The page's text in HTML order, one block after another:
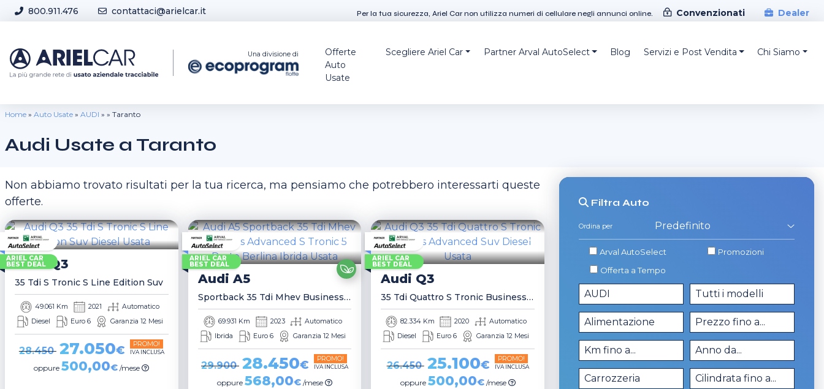
Skip to content
800.911.476
contattaci@arielcar.it
Per la tua sicurezza, Ariel Car non utilizza numeri di cellulare negli annunci online. Convenzionati Dealer
Una divisione di
Offerte
Auto
Usate
Scegliere Ariel Car Partner Arval AutoSelect Blog Servizi e Post Vendita Chi Siamo
Home » Auto Usate » AUDI » » Taranto
Audi Usate a Taranto
Non abbiamo trovato risultati per la tua ricerca, ma pensiamo che potrebbero interessarti queste
offerte.
ARIEL CAR
BEST DEAL
Audi Q3
35 Tdi S Tronic S Line Edition Suv
49.061 Km 2021
Automatico
Diesel
Euro 6 Garanzia 12 Mesi
28.450 27.050€ PROMO!
IVA INCLUSA
oppure500,00€ /mese
ARIEL CAR
BEST DEAL
Audi A5
Sportback 35 Tdi Mhev Business Advanced S Tronic 5 Porte Berlina
69.931 Km 2023
Automatico
Ibrida
Euro 6 Garanzia 12 Mesi
29.900 28.450€ PROMO!
IVA INCLUSA
oppure 568,00€ /mese
ARIEL CAR
BEST DEAL
Audi Q3
35 Tdi Quattro S Tronic Business Advanced Suv
82.334 Km 2020
Automatico
Diesel
Euro 6 Garanzia 12 Mesi
26.450 25.100€ PROMO!
IVA INCLUSA
oppure 500,00€ /mese
Filtra Auto
Ordina per
Arval AutoSelect
Promozioni
Offerta a Tempo